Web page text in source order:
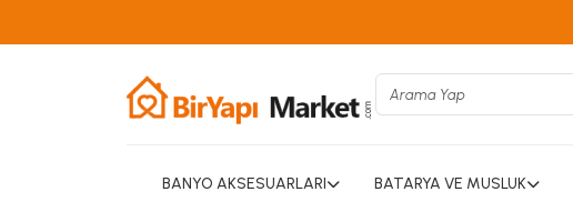
BANYO AKSESUARLARI BATARYA VE MUSLUK